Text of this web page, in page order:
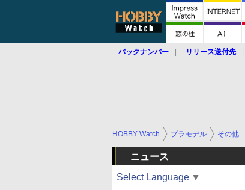
バックナンバー リリース送付先
HOBBY Watch プラモデル その他
ニュース
Select Language ▼